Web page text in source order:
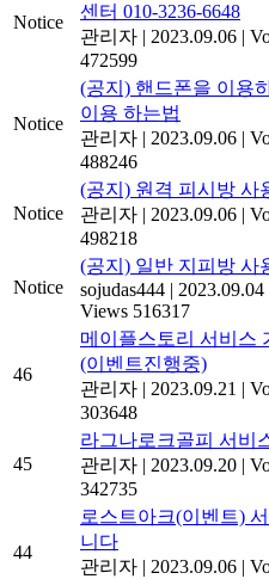
Notice
센터 010-3236-6648
관리자 | 2023.09.06 |
472599
Notice
(공지) 핸드폰을 이용
이용 하는법
관리자 | 2023.09.06 |
488246
Notice
(공지) 원격 피시방 사
관리자 | 2023.09.06 |
498218
Notice
(공지) 일반 지피방 사
sojudas444 | 2023.09.04
Views 516317
46
메이플스토리 서비스
(이벤트진행중)
관리자 | 2023.09.21 |
303648
45
라그나로크골피 서비
관리자 | 2023.09.20 |
342735
44
로스트아크(이벤트)
니다
관리자 | 2023.09.06 |